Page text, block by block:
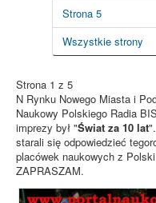
Strona 5
Wszystkie strony
Strona 1 z 5
N Rynku Nowego Miasta i
Naukowy Polskiego Radia
imprezy był "Świat za 10 lat
starali się odpowiedzieć
placówek naukowych z
ZAPRASZAM.